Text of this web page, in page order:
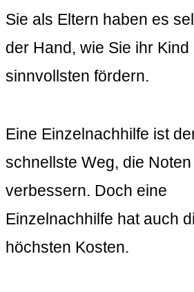
Sie als Eltern haben es
der Hand, wie Sie ihr Kind
sinnvollsten fördern.
Eine Einzelnachhilfe ist
schnellste Weg, die
verbessern. Doch eine
Einzelnachhilfe hat auch
höchsten Kosten.